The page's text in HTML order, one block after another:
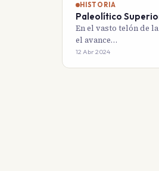
HISTORIA
Paleolítico
En el vasto telón de
el avance…
12 Abr 2024